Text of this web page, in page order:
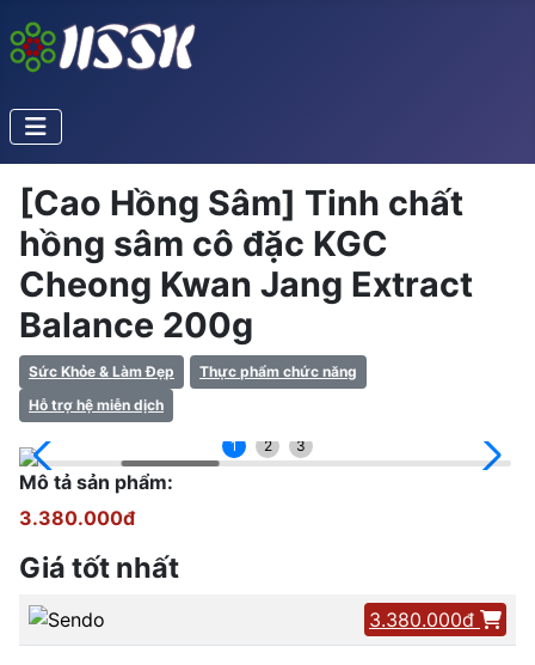
[Cao Hồng Sâm] Tinh chất
hồng sâm cô đặc KGC
Cheong Kwan Jang Extract
Balance 200g
Sức Khỏe & Làm Đẹp
Thực phẩm chức năng
Hỗ trợ hệ miễn dịch
1 2 3
Mô tả sản phẩm:
3.380.000đ
Giá tốt nhất
3.380.000đ